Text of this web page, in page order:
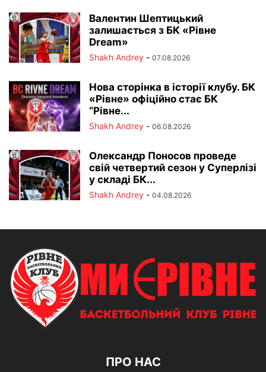
Валентин Шептицький
залишається з БК «Рівне
Dream»
Shakh Andrey - 07.08.2026
Нова сторінка в історії клубу. БК
«Рівне» офіційно стає БК
“Рівне...
Shakh Andrey - 06.08.2026
Олександр Поносов проведе
свій четвертий сезон у Суперлізі
у складі БК...
Shakh Andrey - 04.08.2026
ПРО НАС